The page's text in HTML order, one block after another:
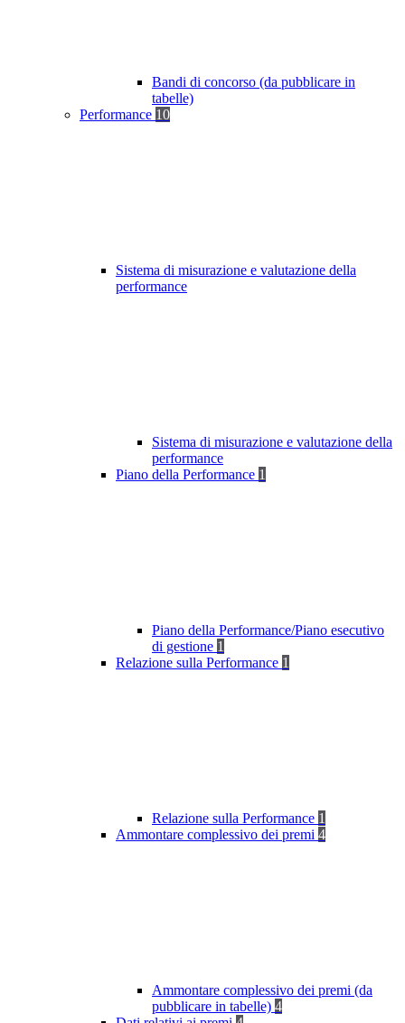
Bandi di concorso (da pubblicare in
tabelle)
Performance 10
Sistema di misurazione e valutazione della
performance
Sistema di misurazione e valutazione della
performance
Piano della Performance 1
Piano della Performance/Piano esecutivo
di gestione 1
Relazione sulla Performance 1
Relazione sulla Performance 1
Ammontare complessivo dei premi 4
Ammontare complessivo dei premi (da
pubblicare in tabelle) 4